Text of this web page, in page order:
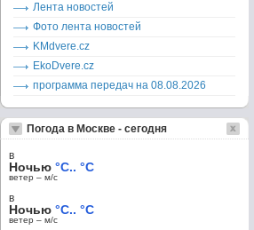
Лента новостей
Фото лента новостей
KMdvere.cz
EkoDvere.cz
программа передач на 08.08.2026
Погода в Москве - сегодня
в
Ночью °C.. °C
ветер – м/c
в
Ночью °C.. °C
ветер – м/c